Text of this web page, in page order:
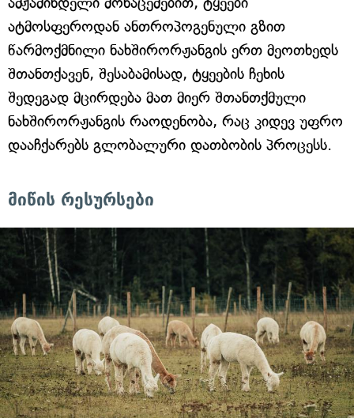
ატმოსფეროდან ანთროპოგენული გზით
წარმოქმნილი ნახშირორჟანგის ერთ მეოთხედს
შთანთქავენ, შესაბამისად, ტყეების ჩეხის
შედეგად მცირდება მათ მიერ შთანთქმული
ნახშირორჟანგის რაოდენობა, რაც კიდევ უფრო
დააჩქარებს გლობალური დათბობის პროცესს.
მიწის რესურსები